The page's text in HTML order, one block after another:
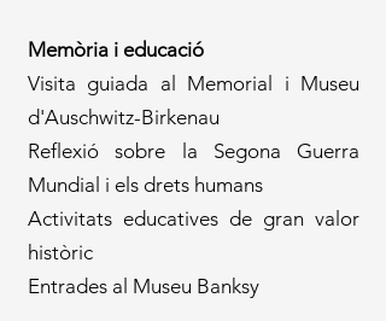
Memòria i educació
Visita guiada al Memorial i Museu
d'Auschwitz-Birkenau
Reflexió sobre la Segona Guerra
Mundial i els drets humans
Activitats educatives de gran valor
històric
Entrades al Museu Banksy